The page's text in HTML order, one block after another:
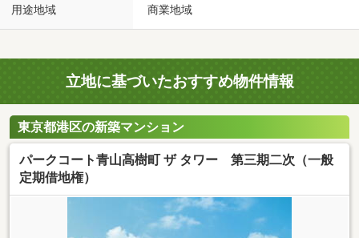
用途地域 商業地域
立地に基づいたおすすめ物件情報
東京都港区の新築マンション
パークコート青山高樹町 ザ タワー 第三期二次（一般
定期借地権）